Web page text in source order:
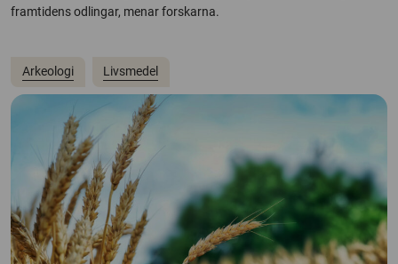
framtidens odlingar, menar forskarna.
Arkeologi Livsmedel